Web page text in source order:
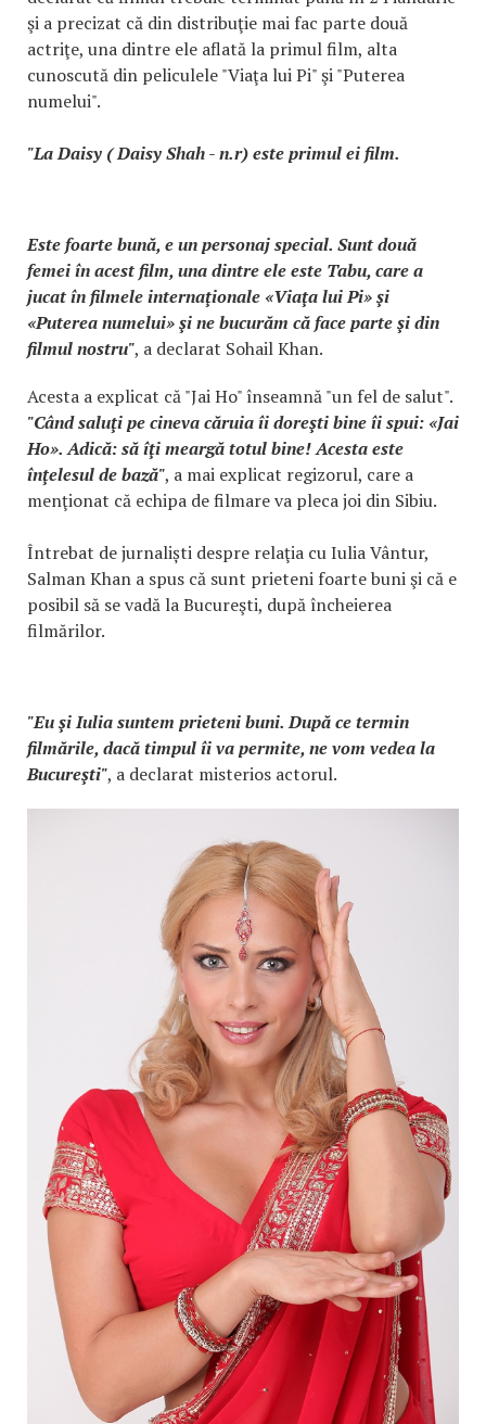
şi a precizat că din distribuţie mai fac parte două
actriţe, una dintre ele aflată la primul film, alta
cunoscută din peliculele "Viaţa lui Pi" şi "Puterea
numelui".
"La Daisy ( Daisy Shah - n.r) este primul ei film.
Este foarte bună, e un personaj special. Sunt două
femei în acest film, una dintre ele este Tabu, care a
jucat în filmele internaţionale «Viaţa lui Pi» şi
«Puterea numelui» şi ne bucurăm că face parte şi din
filmul nostru", a declarat Sohail Khan.
Acesta a explicat că "Jai Ho" înseamnă "un fel de salut".
"Când saluţi pe cineva căruia îi doreşti bine îi spui: «Jai
Ho». Adică: să îţi meargă totul bine! Acesta este
înţelesul de bază", a mai explicat regizorul, care a
menţionat că echipa de filmare va pleca joi din Sibiu.
Întrebat de jurnaliști despre relaţia cu Iulia Vântur,
Salman Khan a spus că sunt prieteni foarte buni şi că e
posibil să se vadă la Bucureşti, după încheierea
filmărilor.
"Eu şi Iulia suntem prieteni buni. După ce termin
filmările, dacă timpul îi va permite, ne vom vedea la
Bucureşti", a declarat misterios actorul.